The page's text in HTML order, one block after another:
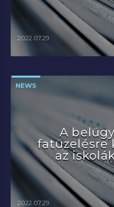
2022.07.29.
NEWS
A
fatüzelésre
az
2022.07.29.